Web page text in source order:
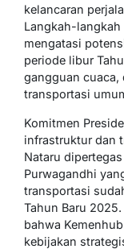
kelancaran
Langkah-
mengatasi
periode libur
gangguan cuaca,
transportasi
Komitmen
infrastruktur dan
Nataru
Purwagandhi
transportasi
Tahun Baru
bahwa
kebijakan